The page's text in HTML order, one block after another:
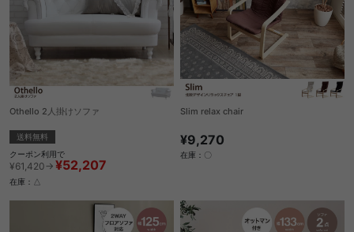
Othello 2人掛けソファ
送料無料
クーポン利用で
¥61,420→ ¥52,207
在庫：△
Slim relax chair
¥9,270
在庫：〇